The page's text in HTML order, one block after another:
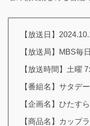
【放送日】
【放送局】MBS毎
【放送時間】土曜
【番組名】サタデ
【企画名】ひたす
【商品名】カップ